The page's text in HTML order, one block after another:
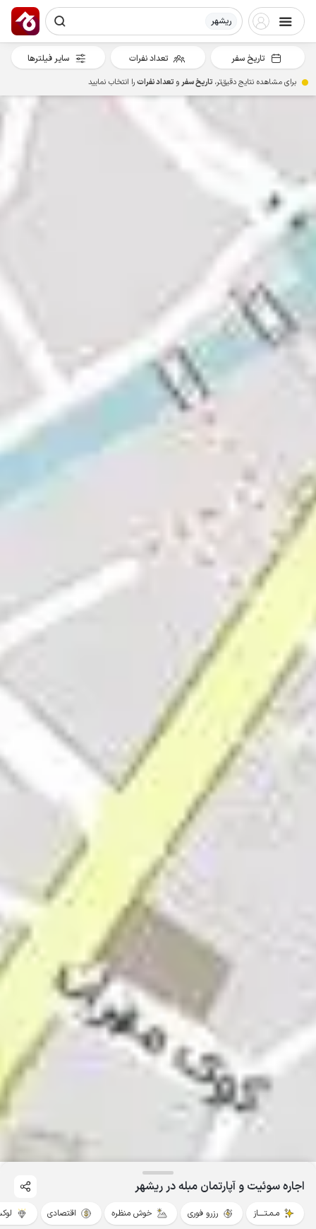
ریشهر
اجاره سوئیت و آپارتمان مبله در ریشهر
مـمـتــــاز رزرو فوری خوش منظره اقتصادی
تاریخ سفر تعداد نفرات سایر فیلترها
برای مشاهده نتایج دقیق‌تر، تاریخ سفرو تعداد نفراترا انتخاب نمایید